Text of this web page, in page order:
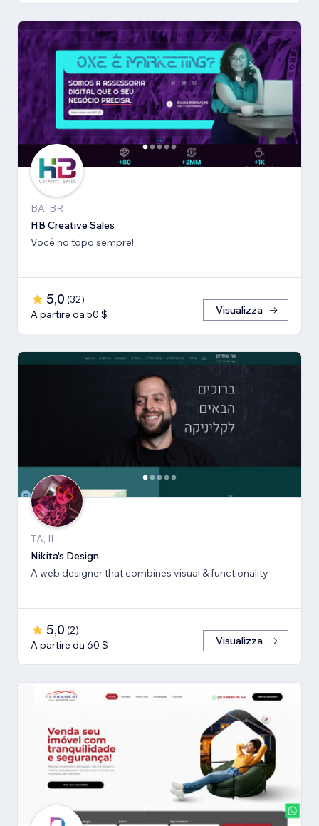
BA, BR
HB Creative Sales
Você no topo sempre!
5,0 (32)
A partire da 50 $
Visualizza
TA, IL
Nikita's Design
A web designer that combines visual & functionality
5,0 (2)
A partire da 60 $
Visualizza